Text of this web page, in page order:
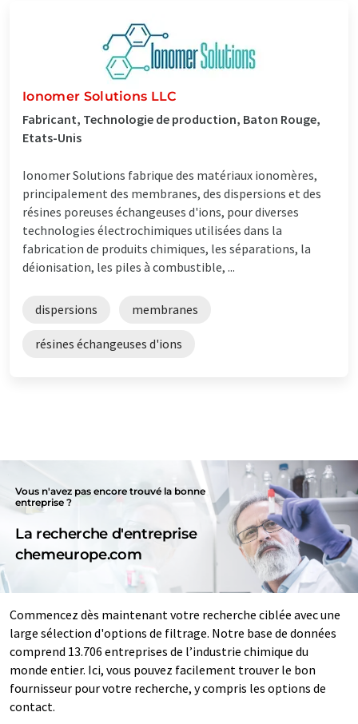
Ionomer Solutions LLC
Fabricant, Technologie de production, Baton Rouge,
Etats-Unis
Ionomer Solutions fabrique des matériaux ionomères,
principalement des membranes, des dispersions et des
résines poreuses échangeuses d'ions, pour diverses
technologies électrochimiques utilisées dans la
fabrication de produits chimiques, les séparations, la
déionisation, les piles à combustible, ...
dispersions membranes
résines échangeuses d'ions
Vous n'avez pas encore trouvé la bonne
entreprise ?
La recherche d'entreprise
chemeurope.com
Commencez dès maintenant votre recherche ciblée avec une
large sélection d'options de filtrage. Notre base de données
comprend 13.706 entreprises de l’industrie chimique du
monde entier. Ici, vous pouvez facilement trouver le bon
fournisseur pour votre recherche, y compris les options de
contact.